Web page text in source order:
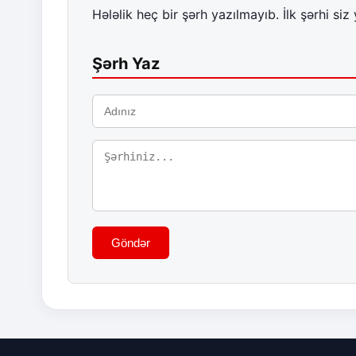
Hələlik heç bir şərh yazılmayıb. İlk şərhi siz
Şərh Yaz
Göndər